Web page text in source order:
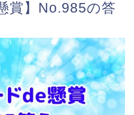
賞】No.985の答